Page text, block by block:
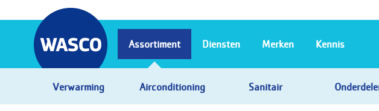
Assortiment
Verwarming Airconditioning Sanitair
Diensten Merken Kennis